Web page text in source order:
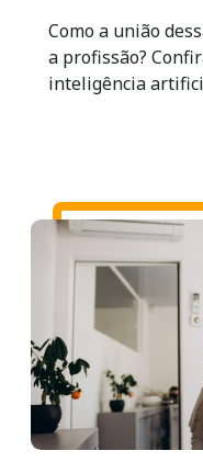
Como a união
a profissão?
inteligência